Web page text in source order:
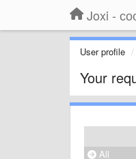
User profile
Your
All